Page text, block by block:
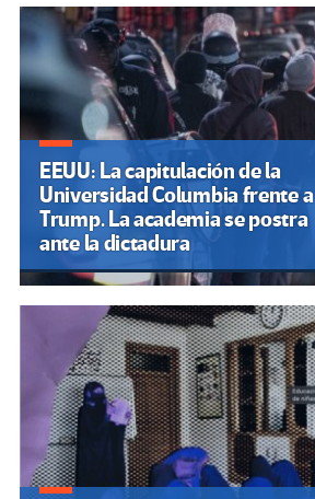
EEUU: La capitulación de la
Universidad Columbia frente a
Trump. La academia se postra
ante la dictadura